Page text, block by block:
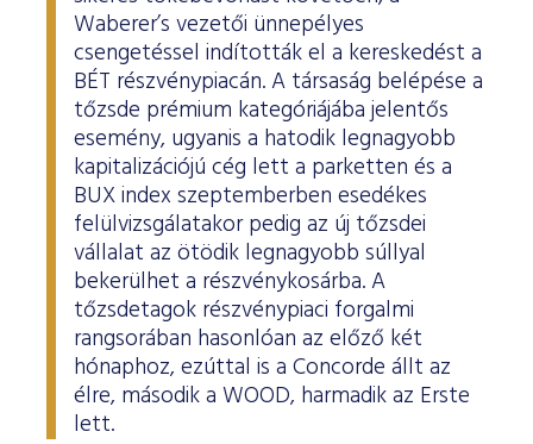
Waberer’s vezetői ünnepélyes
csengetéssel indították el a kereskedést a
BÉT részvénypiacán. A társaság belépése a
tőzsde prémium kategóriájába jelentős
esemény, ugyanis a hatodik legnagyobb
kapitalizációjú cég lett a parketten és a
BUX index szeptemberben esedékes
felülvizsgálatakor pedig az új tőzsdei
vállalat az ötödik legnagyobb súllyal
bekerülhet a részvénykosárba. A
tőzsdetagok részvénypiaci forgalmi
rangsorában hasonlóan az előző két
hónaphoz, ezúttal is a Concorde állt az
élre, második a WOOD, harmadik az Erste
lett.